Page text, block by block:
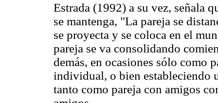
Estrada (1992) a su vez, señala
se mantenga, "La pareja se
se proyecta y se coloca en el
pareja se va consolidando
demás, en ocasiones sólo como
individual, o bien estableciendo
tanto como pareja con amigos